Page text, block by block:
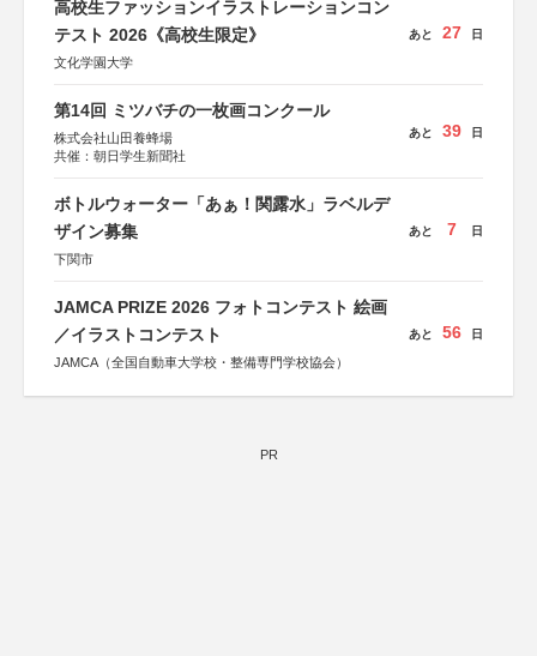
高校生ファッションイラストレーションコン
テスト 2026《高校生限定》
文化学園大学
あと 27 日
第14回 ミツバチの一枚画コンクール
株式会社山田養蜂場
共催：朝日学生新聞社
あと 39 日
ボトルウォーター「あぁ！関露水」ラベルデ
ザイン募集
下関市
あと 7 日
JAMCA PRIZE 2026 フォトコンテスト 絵画
／イラストコンテスト
JAMCA（全国自動車大学校・整備専門学校協会）
あと 56 日
PR